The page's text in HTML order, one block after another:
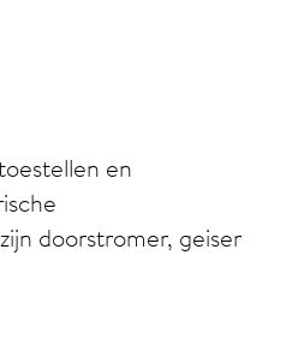
en
doorstromer, geiser